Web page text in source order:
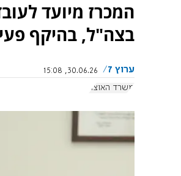
המכרז מיועד
בצה"ל, בהיקף פעילות
ערוץ 7
30.06.26, 15:08
משרד האוצר